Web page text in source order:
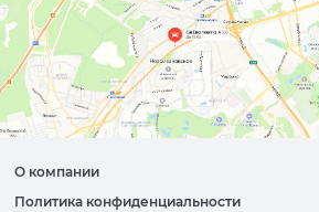
О компании
Политика конфиденциальности